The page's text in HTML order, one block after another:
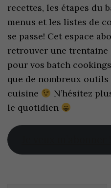
recettes, les étapes du
menus et les listes de
se passe! Cet espace
retrouver une trentaine
pour vos batch
que de nombreux
cuisine
N’hésitez
le quotidien